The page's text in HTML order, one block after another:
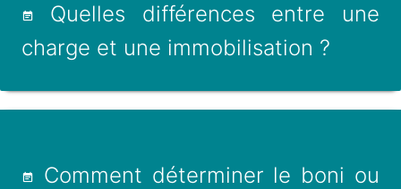
Quelles différences entre une
charge et une immobilisation ?
Comment déterminer le boni ou